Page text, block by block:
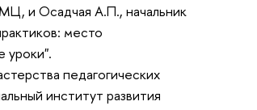
и Осадчая А.П., начальник
место
уроки".
педагогических
институт развития